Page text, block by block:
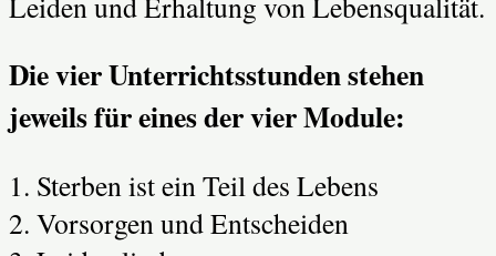
Die vier Unterrichtsstunden stehen
jeweils für eines der vier Module:
1. Sterben ist ein Teil des Lebens
2. Vorsorgen und Entscheiden